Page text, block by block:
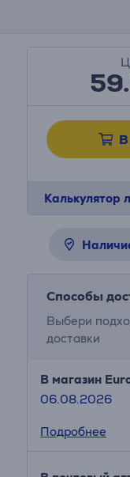
В
Калькулятор
Способы
Выбери
доставки
В магазин
06.08.2026
Подробнее